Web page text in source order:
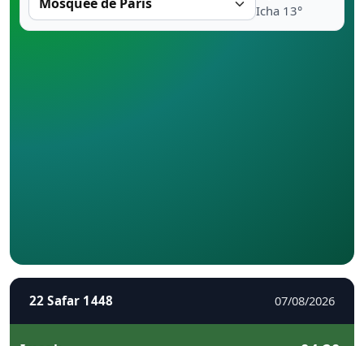
Icha 13°
22 Safar 1448 07/08/2026